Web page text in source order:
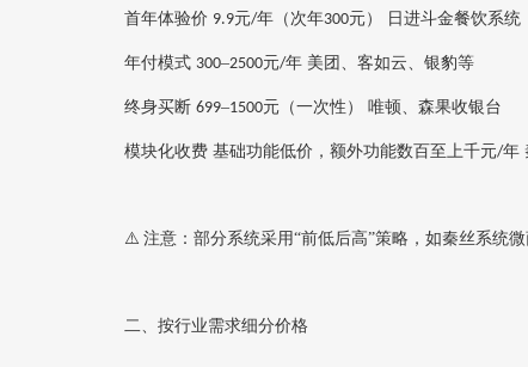
首年体验价 9.9元/年‌（次年300元） 日进斗金餐饮系统
年付模式 300–2500元/年‌ 美团、客如云、银豹等
终身买断 699–1500元‌（一次性） 唯顿、森果收银台
模块化收费 基础功能低价， ‌额外功能数百至上千元/年‌
⚠ 注意：部分系统采用“前低后高”策略，如‌秦丝系统
二、按行业需求细分价格